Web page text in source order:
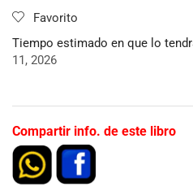
Favorito
Tiempo estimado en que lo
11, 2026
Compartir info. de este libro